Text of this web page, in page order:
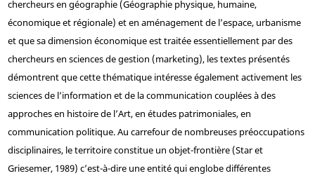
chercheurs en géographie (Géographie physique, humaine,
économique et régionale) et en aménagement de l’espace, urbanisme
et que sa dimension économique est traitée essentiellement par des
chercheurs en sciences de gestion (marketing), les textes présentés
démontrent que cette thématique intéresse également activement les
sciences de l’information et de la communication couplées à des
approches en histoire de l’Art, en études patrimoniales, en
communication politique. Au carrefour de nombreuses préoccupations
disciplinaires, le territoire constitue un objet-frontière (Star et
Griesemer, 1989) c’est-à-dire une entité qui englobe différentes